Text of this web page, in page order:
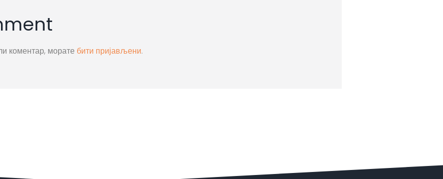
коментар, морате бити пријављени.